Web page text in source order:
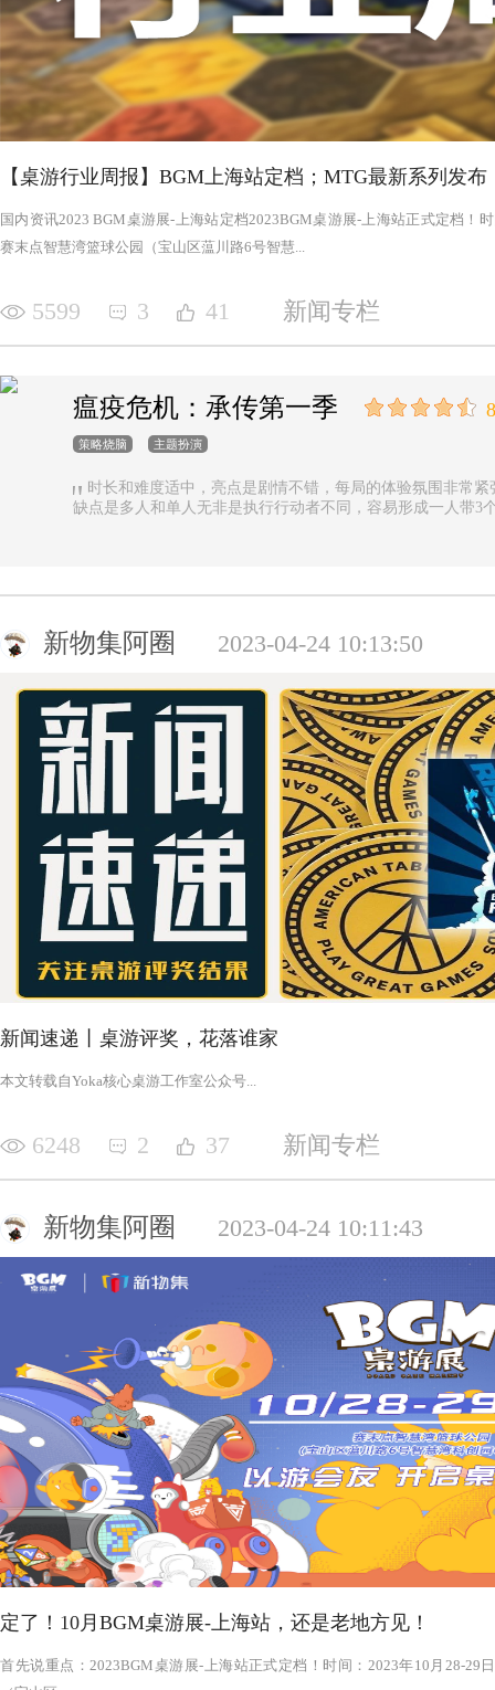
【桌游行业周报】BGM上海站定档；MTG最新系列发布
国内资讯2023 BGM桌游展-上海站定档2023BGM桌游展-上海站正式定档！
赛末点智慧湾篮球公园（宝山区蕰川路6号智慧...
5599 3 41 新闻专栏
瘟疫危机：承传第一季
策略烧脑 主题扮演
时长和难度适中，亮点是剧情不错，每局的体验氛围非常
缺点是多人和单人无非是执行行动者不同，容易形成一人带3
新物集阿圈 2023-04-24 10:13:50
新闻速递丨桌游评奖，花落谁家
‍‍‍‍‍‍‍‍‍‍‍‍‍‍‍‍‍‍‍‍本文转载自Yoka核心桌游工作室公众号‍‍‍...
6248 2 37 新闻专栏
新物集阿圈 2023-04-24 10:11:43
定了！10月BGM桌游展-上海站，还是老地方见！
首先说重点：2023BGM桌游展-上海站正式定档！时间：2023年10月28-29